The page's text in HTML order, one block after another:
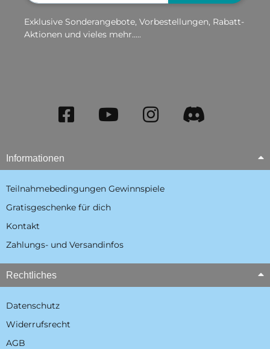
Exklusive Sonderangebote, Vorbestellungen, Rabatt-
Aktionen und vieles mehr.....
Informationen
Teilnahmebedingungen Gewinnspiele
Gratisgeschenke für dich
Kontakt
Zahlungs- und Versandinfos
Rechtliches
Datenschutz
Widerrufsrecht
AGB